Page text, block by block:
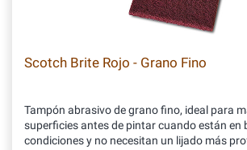
Scotch Brite Rojo - Grano Fino
Tampón abrasivo de grano fino, ideal para
superficies antes de pintar cuando están en
condiciones y no necesitan un lijado más